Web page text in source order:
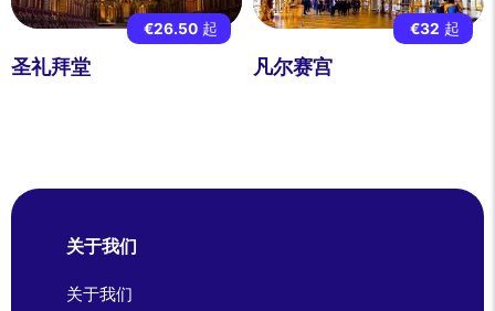
€26.50 起
圣礼拜堂
€32 起
凡尔赛宫
关于我们
关于我们